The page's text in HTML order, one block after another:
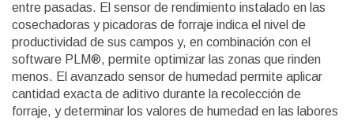
entre pasadas. El sensor de rendimiento instalado en las
cosechadoras y picadoras de forraje indica el nivel de
productividad de sus campos y, en combinación con el
software PLM®, permite optimizar las zonas que rinden
menos. El avanzado sensor de humedad permite aplicar
cantidad exacta de aditivo durante la recolección de
forraje, y determinar los valores de humedad en las labores